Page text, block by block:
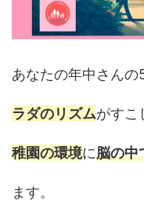
あなたの年中さんの
ラダのリズムがすこ
稚園の環境に脳の中
ます。